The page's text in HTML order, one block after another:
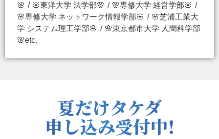
🌸
🌸東洋大学 法学部🌸
🌸専修大学 経営学部🌸
🌸専修大学 ネットワーク情報学部🌸
🌸芝浦工業大
学 システム理工学部🌸
🌸東京都市大学 人間科学部
🌸etc.
夏だけタケダ
申し込み受付中!